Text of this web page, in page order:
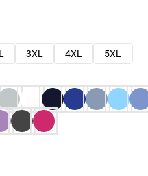
3XL 4XL 5XL